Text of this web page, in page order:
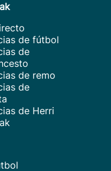
de fútbol
de
de remo
de
de Herri